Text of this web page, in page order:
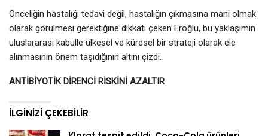
Önceliğin hastalığı tedavi değil, hastalığın çıkmasına mani olmak
olarak görülmesi gerektiğine dikkati çeken Eroğlu, bu yaklaşımın
uluslararası kabulle ülkesel ve küresel bir strateji olarak ele
alınmasının önem taşıdığının altını çizdi.
ANTİBİYOTİK DİRENCİ RİSKİNİ AZALTIR
İLGINIZI ÇEKEBILIR